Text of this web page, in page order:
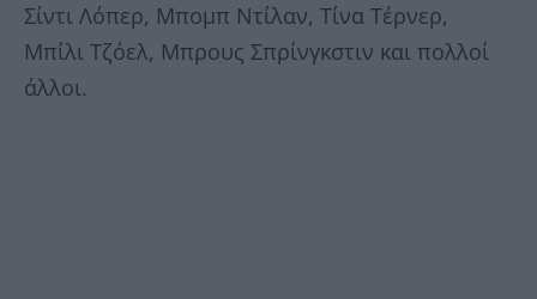
Σίντι Λόπερ, Μπομπ Ντίλαν, Τίνα Τέρνερ,
Μπίλι Τζόελ, Μπρους Σπρίνγκστιν και πολλοί
άλλοι.